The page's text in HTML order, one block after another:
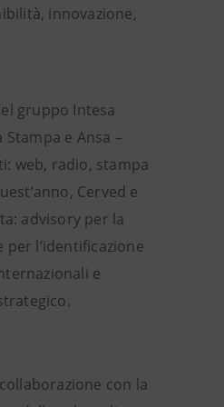
innovazione,
gruppo Intesa
e Ansa –
web, radio, stampa
Cerved e
advisory per la
l’identificazione
e
con la